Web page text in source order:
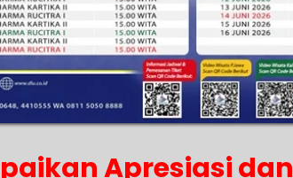
Apresiasi dan